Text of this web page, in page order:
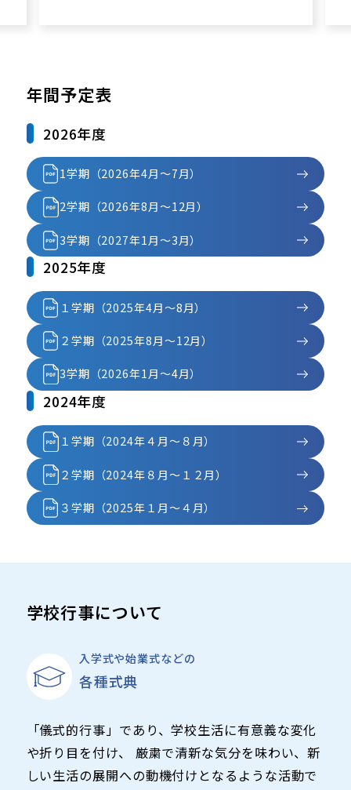
年間予定表
2026年度
1学期（2026年4月～7月）
2学期（2026年8月～12月）
3学期（2027年1月～3月）
2025年度
１学期（2025年4月～8月）
２学期（2025年8月～12月）
3学期（2026年1月～4月）
2024年度
１学期（2024年４月～８月）
２学期（2024年８月～１２月）
３学期（2025年１月～４月）
学校行事について
入学式や始業式などの
各種式典
「儀式的行事」であり、学校生活に有意義な変化
や折り目を付け、 厳粛で清新な気分を味わい、新
しい生活の展開への動機付けとなるような活動で